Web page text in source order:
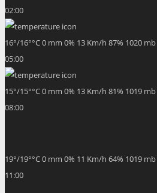
02:00
16°/16°°C0 mm 0% 13 Km/h 87% 1020 mb
05:00
15°/15°°C0 mm 0% 13 Km/h 81% 1019 mb
08:00
11:00